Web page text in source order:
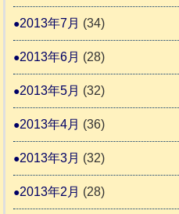
2013年7月 (34)
2013年6月 (28)
2013年5月 (32)
2013年4月 (36)
2013年3月 (32)
2013年2月 (28)